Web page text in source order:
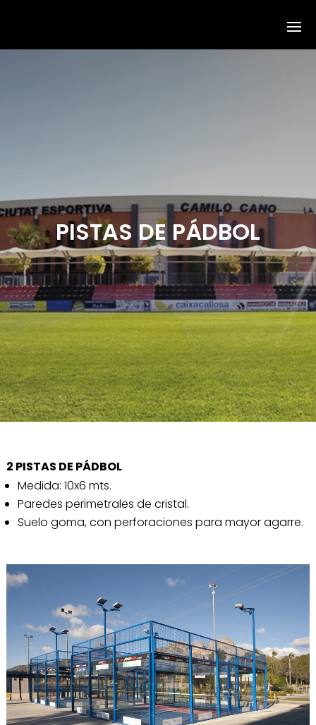
PISTAS DE PÁDBOL
2 PISTAS DE PÁDBOL
Medida: 10x6 mts.
Paredes perimetrales de cristal.
Suelo goma, con perforaciones para mayor agarre.